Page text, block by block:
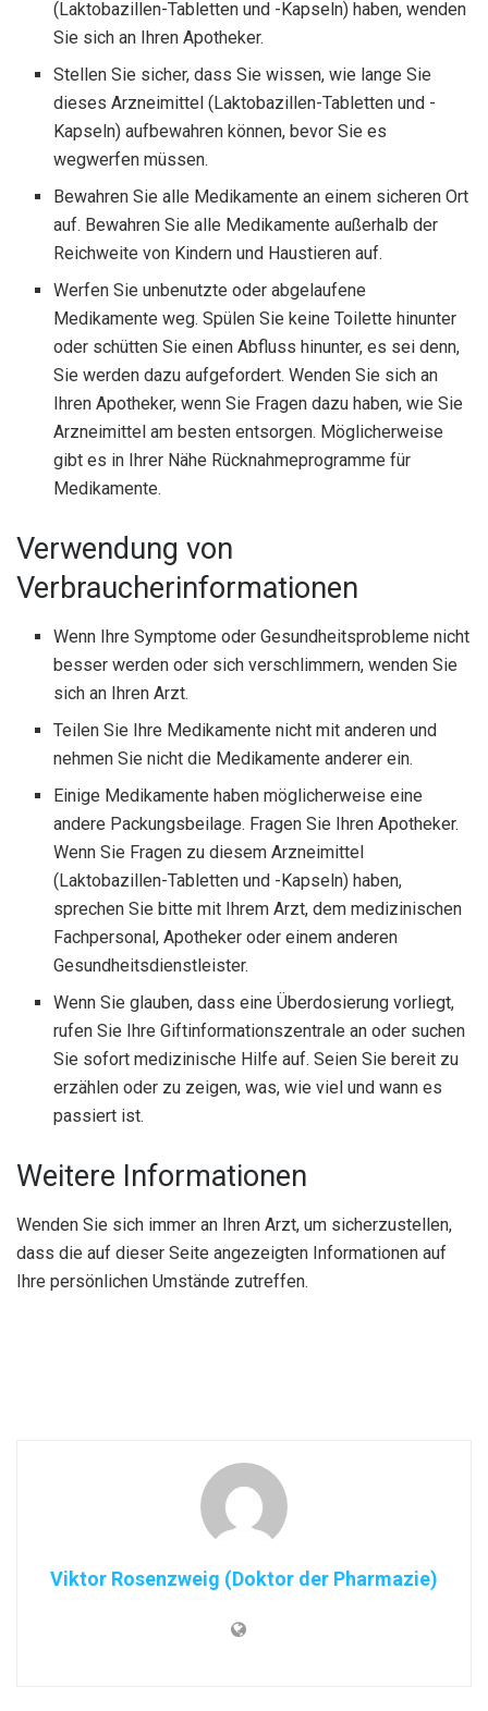
(Laktobazillen-Tabletten und -Kapseln) haben, wenden
Sie sich an Ihren Apotheker.
Stellen Sie sicher, dass Sie wissen, wie lange Sie
dieses Arzneimittel (Laktobazillen-Tabletten und -
Kapseln) aufbewahren können, bevor Sie es
wegwerfen müssen.
Bewahren Sie alle Medikamente an einem sicheren Ort
auf. Bewahren Sie alle Medikamente außerhalb der
Reichweite von Kindern und Haustieren auf.
Werfen Sie unbenutzte oder abgelaufene
Medikamente weg. Spülen Sie keine Toilette hinunter
oder schütten Sie einen Abfluss hinunter, es sei denn,
Sie werden dazu aufgefordert. Wenden Sie sich an
Ihren Apotheker, wenn Sie Fragen dazu haben, wie Sie
Arzneimittel am besten entsorgen. Möglicherweise
gibt es in Ihrer Nähe Rücknahmeprogramme für
Medikamente.
Verwendung von
Verbraucherinformationen
Wenn Ihre Symptome oder Gesundheitsprobleme nicht
besser werden oder sich verschlimmern, wenden Sie
sich an Ihren Arzt.
Teilen Sie Ihre Medikamente nicht mit anderen und
nehmen Sie nicht die Medikamente anderer ein.
Einige Medikamente haben möglicherweise eine
andere Packungsbeilage. Fragen Sie Ihren Apotheker.
Wenn Sie Fragen zu diesem Arzneimittel
(Laktobazillen-Tabletten und -Kapseln) haben,
sprechen Sie bitte mit Ihrem Arzt, dem medizinischen
Fachpersonal, Apotheker oder einem anderen
Gesundheitsdienstleister.
Wenn Sie glauben, dass eine Überdosierung vorliegt,
rufen Sie Ihre Giftinformationszentrale an oder suchen
Sie sofort medizinische Hilfe auf. Seien Sie bereit zu
erzählen oder zu zeigen, was, wie viel und wann es
passiert ist.
Weitere Informationen
Wenden Sie sich immer an Ihren Arzt, um sicherzustellen,
dass die auf dieser Seite angezeigten Informationen auf
Ihre persönlichen Umstände zutreffen.
Viktor Rosenzweig (Doktor der Pharmazie)